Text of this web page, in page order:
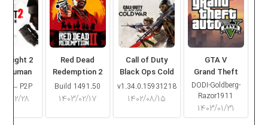
GTA V
Grand Theft
Auto V
DODI-Goldberg-
Razor1911
۱۴۰۳/۰۱/۳۱
Call of Duty
Black Ops Cold
War
v1.34.0.15931218
۱۴۰۲/۰۸/۱۵
Red Dead
Redemption 2
Build 1491.50
۱۴۰۳/۰۲/۱۷
Light 2
Human
– P2P
۱۴۰۳/